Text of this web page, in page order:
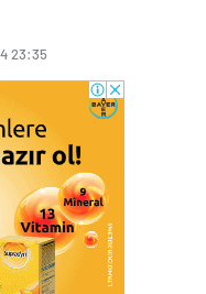
23:35